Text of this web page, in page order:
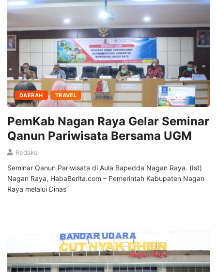
DAERAH TRAVEL
PemKab Nagan Raya Gelar Seminar
Qanun Pariwisata Bersama UGM
Redaksi
Seminar Qanun Pariwisata di Aula Bapedda Nagan Raya. (Ist)
Nagan Raya, HabaBerita.com – Pemerintah Kabupaten Nagan
Raya melalui Dinas